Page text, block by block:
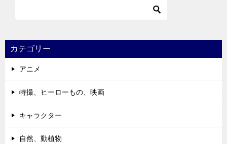
シ
ョ
カテゴリー
アニメ
特撮、ヒーローもの、映画
キャラクター
自然、動植物